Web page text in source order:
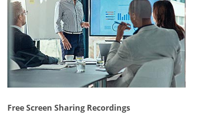
Free Screen Sharing Recordings